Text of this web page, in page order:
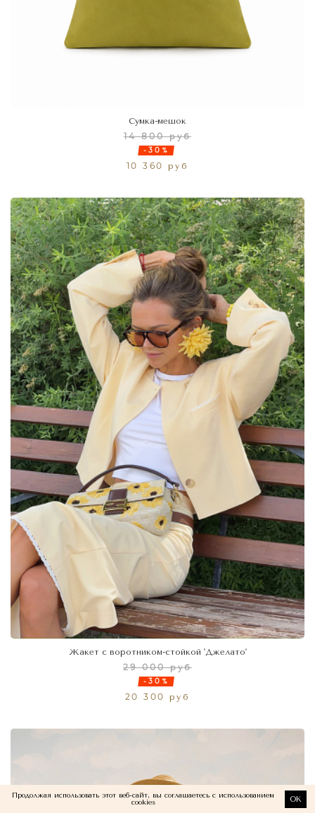
Сумка-мешок
14 800 руб
-30%
10 360 руб
Жакет с воротником-стойкой 'Джелато'
29 000 руб
-30%
20 300 руб
Продолжая использовать этот веб-сайт, вы соглашаетесь с использованием
cookies
OK